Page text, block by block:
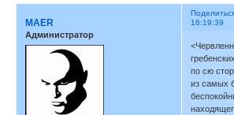
16:19:39
MAER
Администратор
по сю
из самых